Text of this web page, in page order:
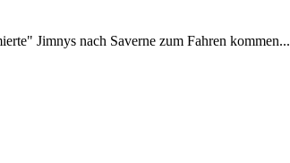
Jimnys nach Saverne zum Fahren kommen...